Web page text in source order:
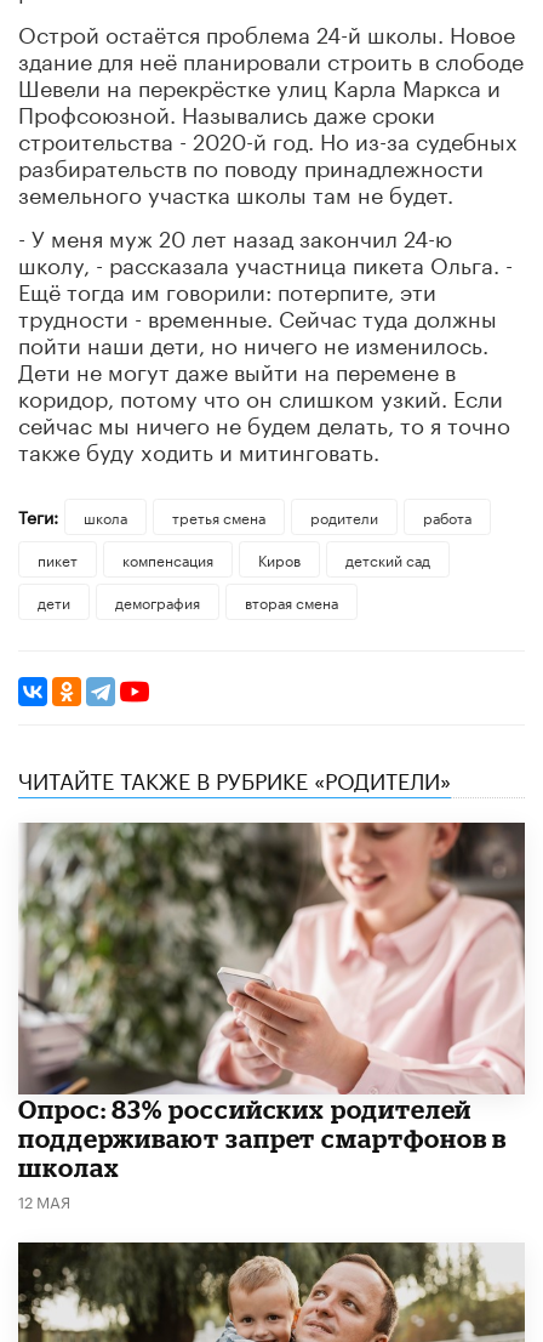
Острой остаётся проблема 24-й школы. Новое
здание для неё планировали строить в слободе
Шевели на перекрёстке улиц Карла Маркса и
Профсоюзной. Назывались даже сроки
строительства - 2020-й год. Но из-за судебных
разбирательств по поводу принадлежности
земельного участка школы там не будет.
- У меня муж 20 лет назад закончил 24-ю
школу, - рассказала участница пикета Ольга. -
Ещё тогда им говорили: потерпите, эти
трудности - временные. Сейчас туда должны
пойти наши дети, но ничего не изменилось.
Дети не могут даже выйти на перемене в
коридор, потому что он слишком узкий. Если
сейчас мы ничего не будем делать, то я точно
также буду ходить и митинговать.
Теги: школа третья смена родители
работа
пикет
компенсация Киров
детский сад
дети
демография вторая смена
ЧИТАЙТЕ ТАКЖЕ В РУБРИКЕ «РОДИТЕЛИ»
Опрос: 83% российских родителей
поддерживают запрет смартфонов в
школах
12 МАЯ